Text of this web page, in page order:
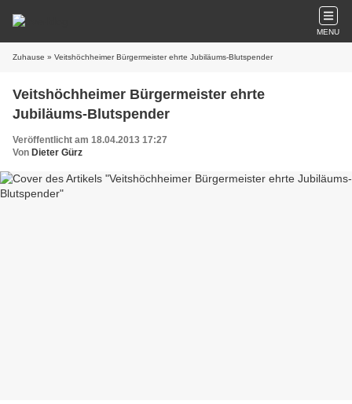
MENU
Zuhause » Veitshöchheimer Bürgermeister ehrte Jubiläums-Blutspender
Veitshöchheimer Bürgermeister ehrte
Jubiläums-Blutspender
Veröffentlicht am 18.04.2013 17:27
Von Dieter Gürz